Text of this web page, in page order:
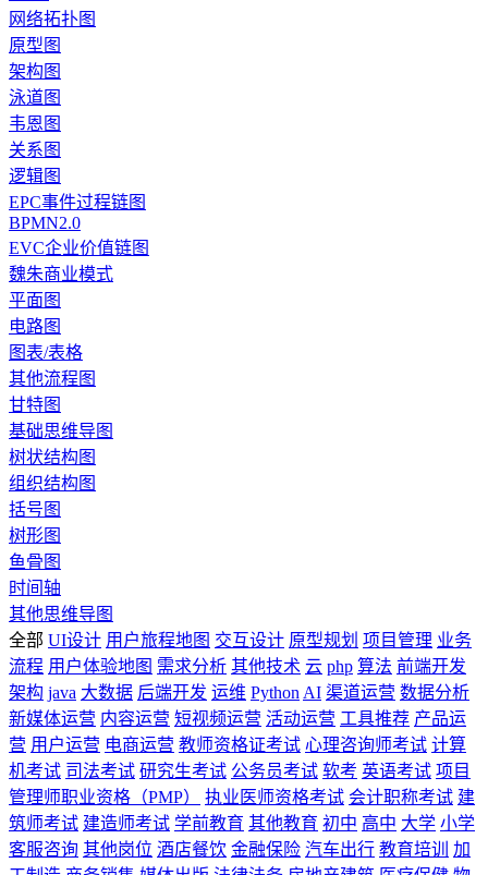
网络拓扑图
原型图
架构图
泳道图
韦恩图
关系图
逻辑图
EPC事件过程链图
BPMN2.0
EVC企业价值链图
魏朱商业模式
平面图
电路图
图表/表格
其他流程图
甘特图
基础思维导图
树状结构图
组织结构图
括号图
树形图
鱼骨图
时间轴
其他思维导图
全部 UI设计 用户旅程地图 交互设计 原型规划 项目管理 业务
流程 用户体验地图 需求分析 其他技术 云 php 算法 前端开发
架构 java 大数据 后端开发 运维 Python AI 渠道运营 数据分析
新媒体运营 内容运营 短视频运营 活动运营 工具推荐 产品运
营 用户运营 电商运营 教师资格证考试 心理咨询师考试 计算
机考试 司法考试 研究生考试 公务员考试 软考 英语考试 项目
管理师职业资格（PMP）
执业医师资格考试 会计职称考试 建
筑师考试 建造师考试 学前教育 其他教育 初中 高中 大学 小学
客服咨询 其他岗位 酒店餐饮 金融保险 汽车出行 教育培训
加